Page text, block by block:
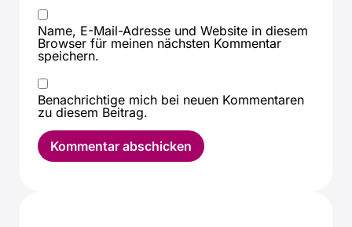
Name, E-Mail-Adresse und Website in diesem
Browser für meinen nächsten Kommentar
speichern.
Benachrichtige mich bei neuen Kommentaren
zu diesem Beitrag.